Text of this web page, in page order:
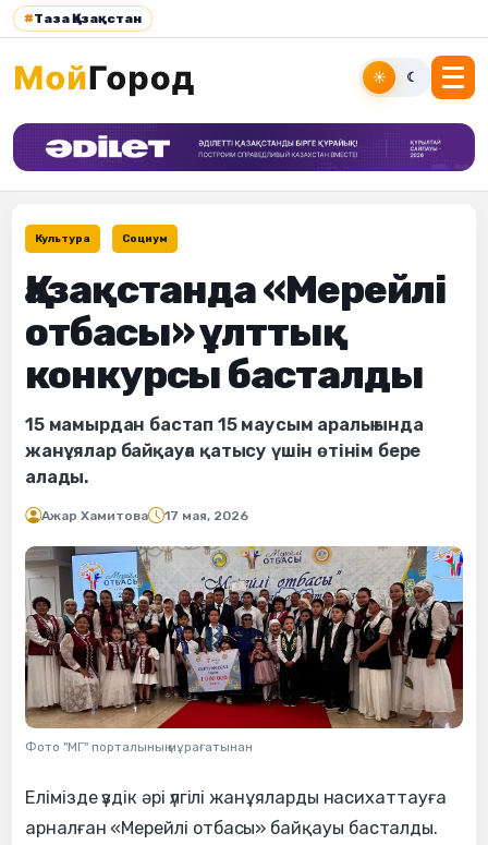
#Таза Қазақстан
☀ ☾
Культура Социум
Қазақстанда «Мерейлі
отбасы» ұлттық
конкурсы басталды
15 мамырдан бастап 15 маусым аралығында
жанұялар байқауға қатысу үшін өтінім бере
алады.
Ажар Хамитова 17 мая, 2026
Фото "МГ" порталының мұрағатынан
Елімізде үздік әрі үлгілі жанұяларды насихаттауға
арналған «Мерейлі отбасы» байқауы басталды.